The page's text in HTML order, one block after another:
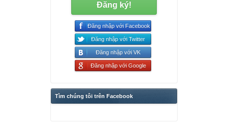
Đăng ký!
Đăng nhập với Facebook
Đăng nhập với Twitter
Đăng nhập với VK
Đăng nhập với Google
Tìm chúng tôi trên Facebook